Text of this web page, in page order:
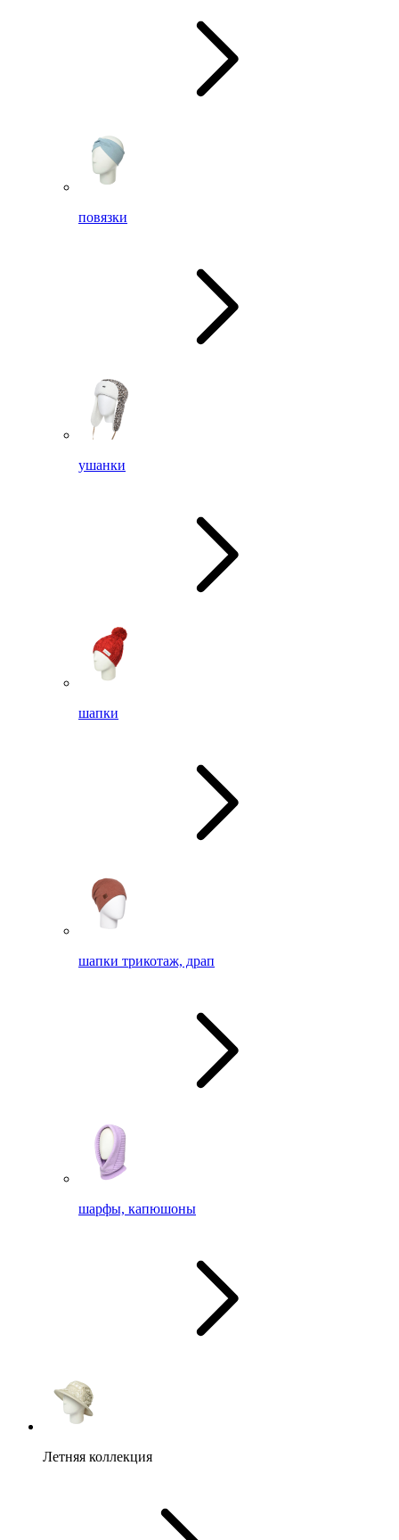
повязки
ушанки
шапки
шапки трикотаж, драп
шарфы, капюшоны
Летняя коллекция